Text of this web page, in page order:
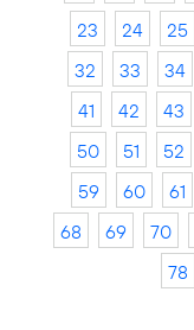
23
24 25
32
33 34
41
42 43
50
51 52
59
60 61
68
69 70
78